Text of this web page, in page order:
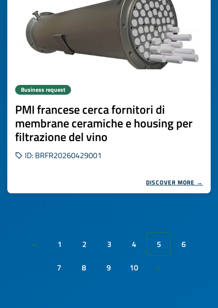
Business request
PMI francese cerca fornitori di
membrane ceramiche e housing per
filtrazione del vino
ID: BRFR20260429001
DISCOVER MORE →
« 1 2 3 4 5
6
7
8 9 10 »